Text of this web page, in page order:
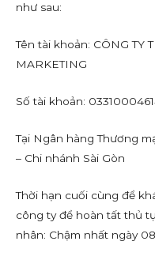
như sau:
Tên tài khoản: CÔNG TY
MARKETING
Số tài khoản:
Tại Ngân hàng Thương
– Chi nhánh Sài Gòn
Thời hạn cuối cùng để
công ty để hoàn tất thủ
nhân: Chậm nhất ngày